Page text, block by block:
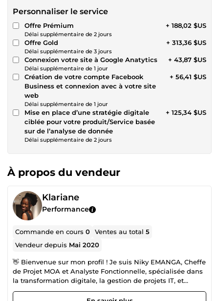
Personnaliser le service
Offre Prémium
Délai supplémentaire de 2 jours
+ 188,02 $US
Offre Gold
Délai supplémentaire de 3 jours
+ 313,36 $US
Connexion votre site à Google Anatytics
Délai supplémentaire de 1 jour
+ 43,87 $US
Création de votre compte Facebook
Business et connexion avec à votre site
web
Délai supplémentaire de 1 jour
+ 56,41 $US
Mise en place d’une stratégie digitale
ciblée pour votre produit/Service basée
sur de l’analyse de donnée
Délai supplémentaire de 2 jours
+ 125,34 $US
À propos du vendeur
Klariane
Performance
Commande en cours0 Ventes au total5
Vendeur depuis Mai 2020
👋 Bienvenue sur mon profil ! Je suis Niky EMANGA, Cheffe
de Projet MOA et Analyste Fonctionnelle, spécialisée dans
la transformation digitale, la gestion de projets IT, et
l’analyse des données. Avec plus de 5 ans d’expérience,
j’accompagne les entreprises dans la structuration de leurs